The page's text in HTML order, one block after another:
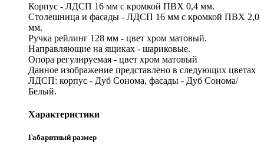
Корпус - ЛДСП 16 мм с кромкой ПВХ 0,4 мм.
Столешница и фасады - ЛДСП 16 мм с кромкой ПВХ 2,0
мм.
Ручка рейлинг 128 мм - цвет хром матовый.
Направляющие на ящиках - шариковые.
Опора регулируемая - цвет хром матовый
Данное изображение представлено в следующих цветах
ЛДСП: корпус - Дуб Сонома, фасады - Дуб Сонома/
Белый.
Характеристики
Габаритный размер